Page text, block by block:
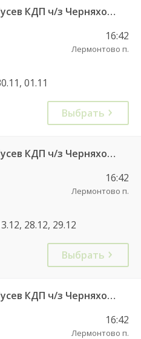
580 Калининград АВ — Гусев КДП ч/з Черняховск АС
16:42
Лермонтово п.
01.11
Выбрать
580 Калининград АВ — Гусев КДП ч/з Черняховск АС
16:42
Лермонтово п.
28.12, 29.12
Выбрать
580 Калининград АВ — Гусев КДП ч/з Черняховск АС
16:42
Лермонтово п.